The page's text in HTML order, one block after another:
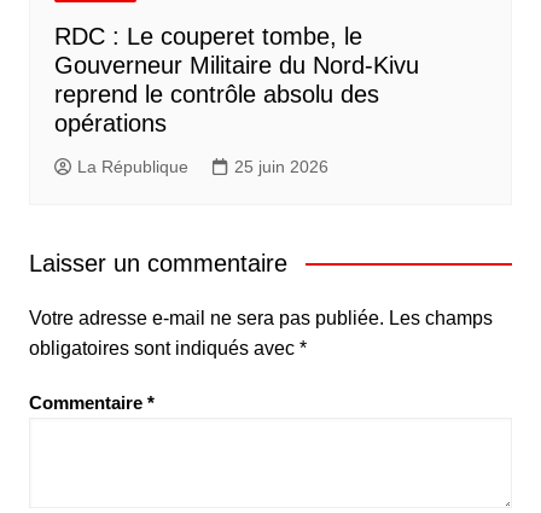
RDC : Le couperet tombe, le
Gouverneur Militaire du Nord-Kivu
reprend le contrôle absolu des
opérations
La République 25 juin 2026
Laisser un commentaire
Votre adresse e-mail ne sera pas publiée. Les champs
obligatoires sont indiqués avec *
Commentaire *